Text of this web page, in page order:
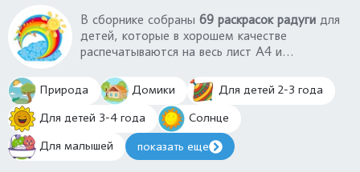
В сборнике собраны 69 раскрасок радуги для
детей, которые в хорошем качестве
распечатываются на весь лист А4 и
картинок есть раскраска радуга с облаками,
радуга и солнце. Картинки-раскраски радуги
любят девочки. Но и мальчикам такие
иллюстрации будут полезны, ведь изучить все
цвета радуги можно легко и быстро с
помощью наших раскрасок.
Природа Домики
Для детей 2-3 года
Для детей 3-4 года
Солнце
Для малышей
показать еще